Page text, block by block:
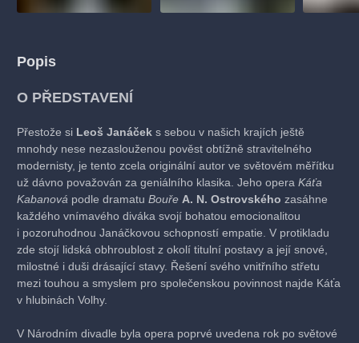
Popis
O PŘEDSTAVENÍ
Přestože si Leoš Janáček s sebou v našich krajích ještě
mnohdy nese nezaslouženou pověst obtížně stravitelného
modernisty, je tento zcela originální autor ve světovém měřítku
už dávno považován za geniálního klasika. Jeho opera Káťa
Kabanová podle dramatu Bouře A. N. Ostrovského zasáhne
každého vnímavého diváka svojí bohatou emocionalitou
i pozoruhodnou Janáčkovou schopností empatie. V protikladu
zde stojí lidská obhroublost z okolí titulní postavy a její snové,
milostné i duši drásající stavy. Řešení svého vnitřního střetu
mezi touhou a smyslem pro společenskou povinnost najde Káťa
v hlubinách Volhy.
V Národním divadle byla opera poprvé uvedena rok po světové